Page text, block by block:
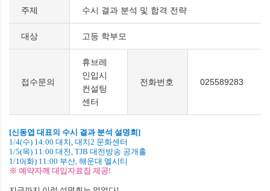
주제 수시 결과 분석 및 합격 전략
대상 고등 학부모
접수문의
휴브레
인입시
컨설팅
센터
전화번호 025589283
[신동엽 대표의 수시 결과 분석 설명회]
1/4(수) 14:00 대치, 대치2 문화센터
1/5(목) 11:00 대전, TJB 대전방송 공개홀
1/10(화) 11:00 부산, 해운대 엘시티
※ 예약자께 대입자료집 제공!